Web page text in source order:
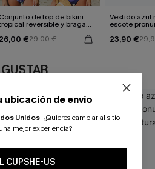
Conjunto de top de bikini
reversible y braga
26,00 €29,00 €
Vestido azul
escote
23,90 €
ubicación de envío
Unidos. ¿Quieres cambiar al sitio
mejor experiencia?
CUPSHE-US